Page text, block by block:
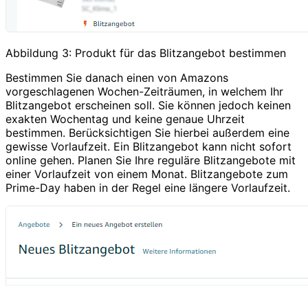
Abbildung 3: Produkt für das Blitzangebot bestimmen
Bestimmen Sie danach einen von Amazons
vorgeschlagenen Wochen-Zeiträumen, in welchem Ihr
Blitzangebot erscheinen soll. Sie können jedoch keinen
exakten Wochentag und keine genaue Uhrzeit
bestimmen. Berücksichtigen Sie hierbei außerdem eine
gewisse Vorlaufzeit. Ein Blitzangebot kann nicht sofort
online gehen. Planen Sie Ihre reguläre Blitzangebote mit
einer Vorlaufzeit von einem Monat. Blitzangebote zum
Prime-Day haben in der Regel eine längere Vorlaufzeit.